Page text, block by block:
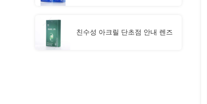
친수성 아크릴 단초점 안내 렌즈